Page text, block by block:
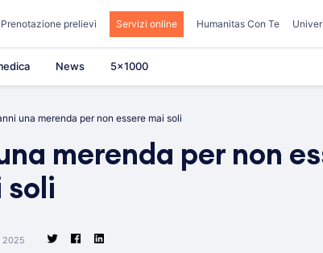
Prenotazione prelievi Servizi online Humanitas Con Te
News 5×1000
una merenda per non essere mai soli
merenda per non
soli
2025